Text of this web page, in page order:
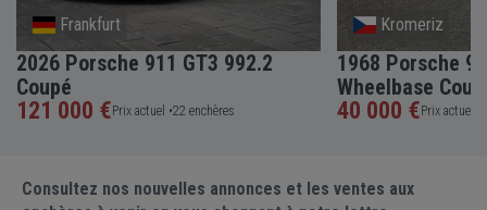
Frankfurt
2026 Porsche 911 GT3 992.2
Coupé
121 000 € Prix actuel •22 enchères
Kromeriz
1968 Porsche
Wheelbase
40 000 € Prix actuel •
Consultez nos nouvelles annonces et les ventes aux